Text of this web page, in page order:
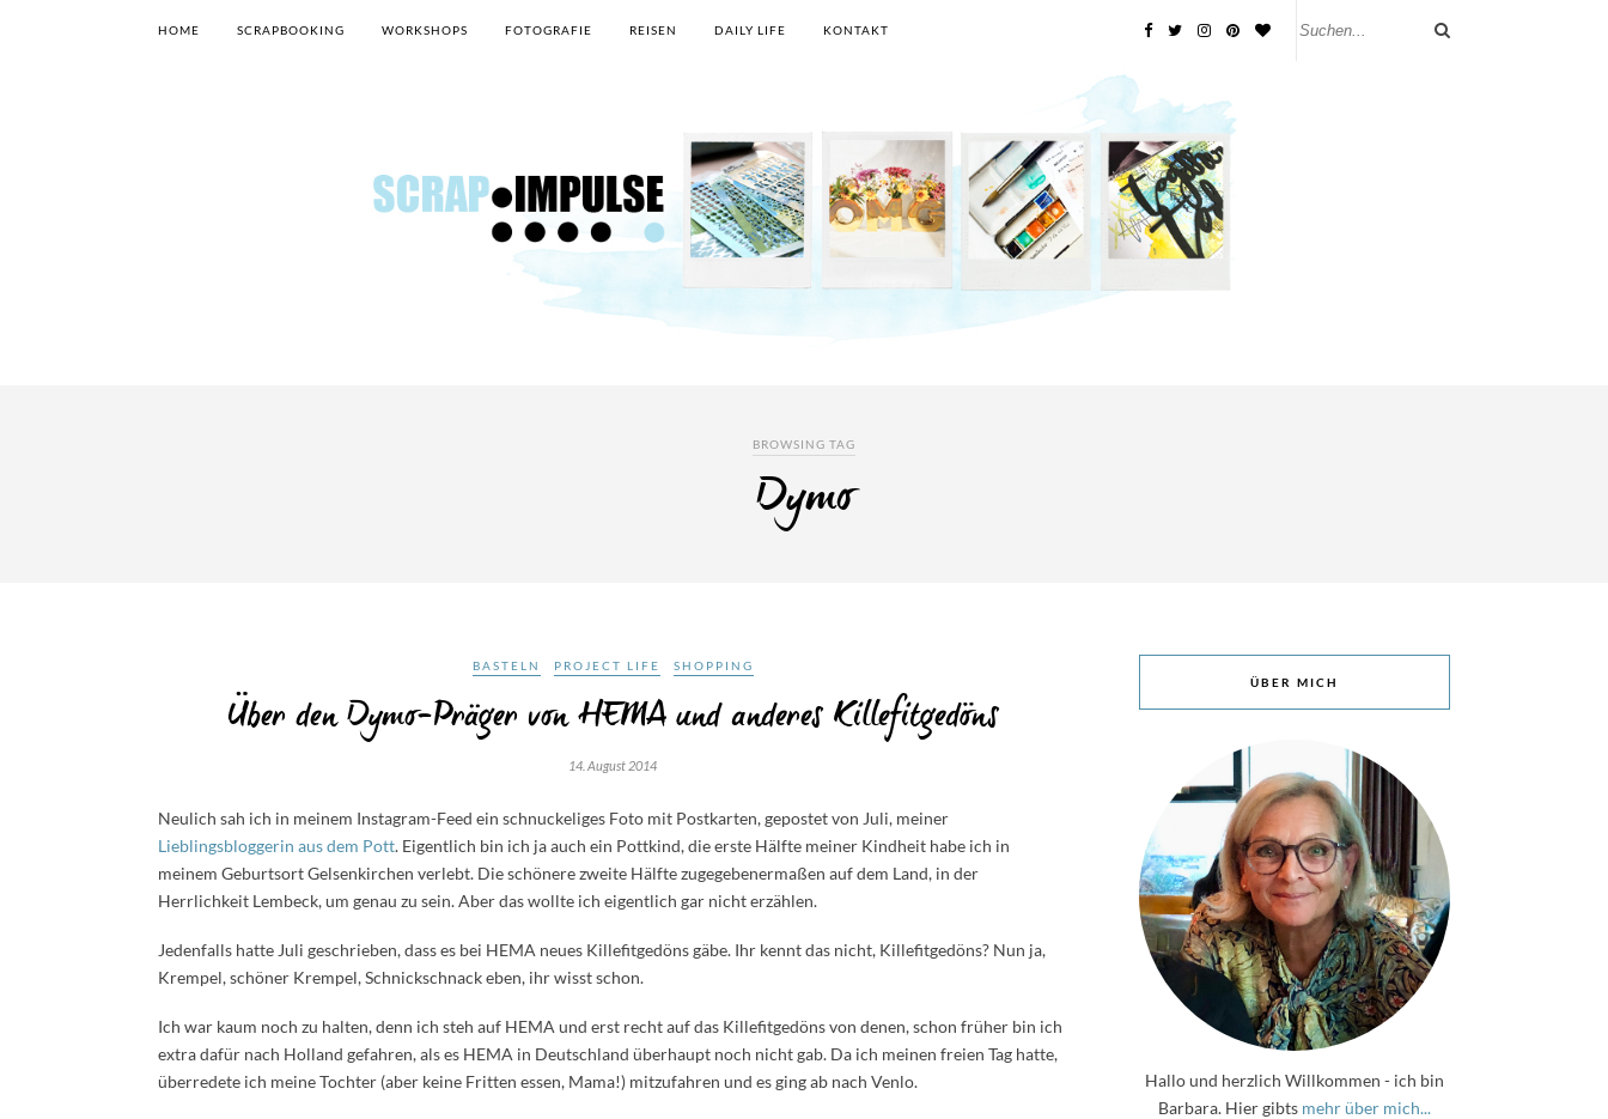
HOME SCRAPBOOKING WORKSHOPS FOTOGRAFIE REISEN DAILY LIFE KONTAKT
BROWSING TAG
Dymo
BASTELN PROJECT LIFE SHOPPING
Über den Dymo-Präger von HEMA und anderes Killefitgedöns
14. August 2014
Neulich sah ich in meinem Instagram-Feed ein schnuckeliges Foto mit Postkarten, gepostet von Juli, meiner
Lieblingsbloggerin aus dem Pott. Eigentlich bin ich ja auch ein Pottkind, die erste Hälfte meiner Kindheit habe ich in
meinem Geburtsort Gelsenkirchen verlebt. Die schönere zweite Hälfte zugegebenermaßen auf dem Land, in der
Herrlichkeit Lembeck, um genau zu sein. Aber das wollte ich eigentlich gar nicht erzählen.
Jedenfalls hatte Juli geschrieben, dass es bei HEMA neues Killefitgedöns gäbe. Ihr kennt das nicht, Killefitgedöns? Nun ja,
Krempel, schöner Krempel, Schnickschnack eben, ihr wisst schon.
Ich war kaum noch zu halten, denn ich steh auf HEMA und erst recht auf das Killefitgedöns von denen, schon früher bin ich
extra dafür nach Holland gefahren, als es HEMA in Deutschland überhaupt noch nicht gab. Da ich meinen freien Tag hatte,
überredete ich meine Tochter (aber keine Fritten essen, Mama!) mitzufahren und es ging ab nach Venlo.
ÜBER MICH
Hallo und herzlich Willkommen - ich bin
Barbara. Hier gibts mehr über mich...